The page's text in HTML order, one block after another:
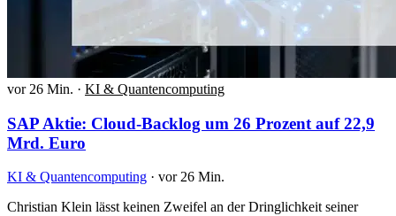
vor 26 Min. · KI & Quantencomputing
SAP Aktie: Cloud-Backlog um 26 Prozent auf 22,9
Mrd. Euro
KI & Quantencomputing · vor 26 Min.
Christian Klein lässt keinen Zweifel an der Dringlichkeit seiner